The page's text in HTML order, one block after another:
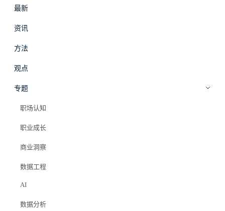
最新
资讯
方法
观点
专题
职场认知
职业成长
商业洞察
数据工程
AI
数据分析